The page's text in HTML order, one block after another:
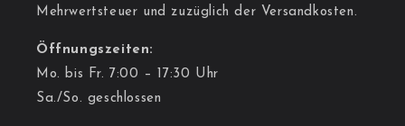
Mehrwertsteuer und zuzüglich der Versandkosten.
Öffnungszeiten:
Mo. bis Fr. 7:00 – 17:30 Uhr
Sa./So. geschlossen